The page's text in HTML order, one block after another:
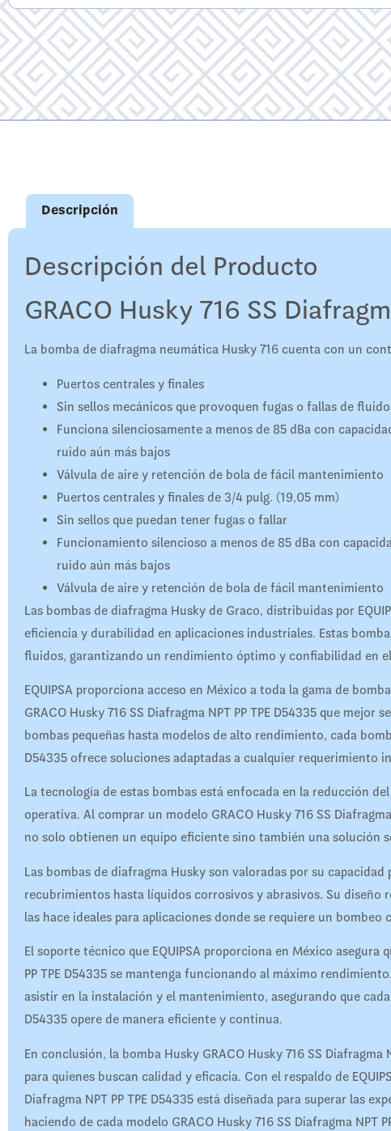
Descripción
Descripción del Producto
GRACO Husky 716 SS
La bomba de diafragma neumática Husky 716 cuenta con un
Puertos centrales y finales
Sin sellos mecánicos que provoquen fugas o fallas de
Funciona silenciosamente a menos de 85 dBa con
ruido aún más bajos
Válvula de aire y retención de bola de fácil mantenimiento
Puertos centrales y finales de 3/4 pulg. (19,05 mm)
Sin sellos que puedan tener fugas o fallar
Funcionamiento silencioso a menos de 85 dBa con
ruido aún más bajos
Válvula de aire y retención de bola de fácil mantenimiento
Las bombas de diafragma Husky de Graco, distribuidas por
eficiencia y durabilidad en aplicaciones industriales. Estas
fluidos, garantizando un rendimiento óptimo y confiabilidad en
EQUIPSA proporciona acceso en México a toda la gama de
GRACO Husky 716 SS Diafragma NPT PP TPE D54335 que mejor
bombas pequeñas hasta modelos de alto rendimiento, cada
D54335 ofrece soluciones adaptadas a cualquier requerimiento
La tecnología de estas bombas está enfocada en la reducción
operativa. Al comprar un modelo GRACO Husky 716 SS
no solo obtienen un equipo eficiente sino también una solución
Las bombas de diafragma Husky son valoradas por su
recubrimientos hasta líquidos corrosivos y abrasivos. Su
las hace ideales para aplicaciones donde se requiere un bombeo
El soporte técnico que EQUIPSA proporciona en México asegura
PP TPE D54335 se mantenga funcionando al máximo
asistir en la instalación y el mantenimiento, asegurando que cada
D54335 opere de manera eficiente y continua.
En conclusión, la bomba Husky GRACO Husky 716 SS Diafragma
para quienes buscan calidad y eficacia. Con el respaldo de
Diafragma NPT PP TPE D54335 está diseñada para superar las
haciendo de cada modelo GRACO Husky 716 SS Diafragma NPT